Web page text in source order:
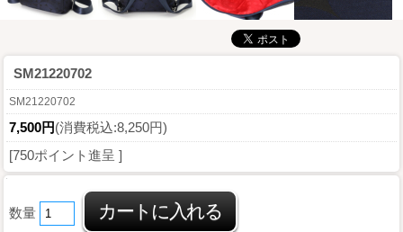
SM21220702
SM21220702
7,500円(消費税込:8,250円)
[750ポイント進呈 ]
数量